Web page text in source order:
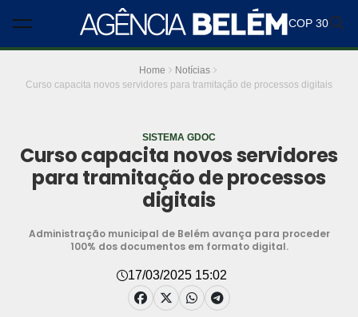
COP 30
Home
Notícias
Curso capacita novos servidores para tramitação de processos digitais
SISTEMA GDOC
Curso capacita novos servidores
para tramitação de processos
digitais
Administração municipal de Belém avança para proceder
100% dos documentos em formato digital.
17/03/2025 15:02